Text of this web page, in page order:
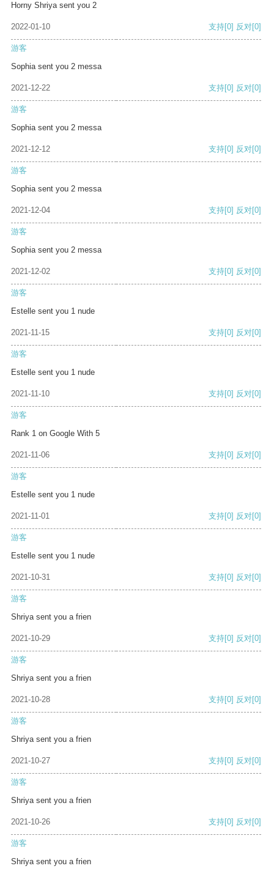
Horny Shriya sent you 2
2022-01-10 支持[0] 反对[0]
游客
Sophia sent you 2 messa
2021-12-22 支持[0] 反对[0]
游客
Sophia sent you 2 messa
2021-12-12 支持[0] 反对[0]
游客
Sophia sent you 2 messa
2021-12-04 支持[0] 反对[0]
游客
Sophia sent you 2 messa
2021-12-02 支持[0] 反对[0]
游客
Estelle sent you 1 nude
2021-11-15 支持[0] 反对[0]
游客
Estelle sent you 1 nude
2021-11-10 支持[0] 反对[0]
游客
Rank 1 on Google With 5
2021-11-06 支持[0] 反对[0]
游客
Estelle sent you 1 nude
2021-11-01 支持[0] 反对[0]
游客
Estelle sent you 1 nude
2021-10-31 支持[0] 反对[0]
游客
Shriya sent you a frien
2021-10-29 支持[0] 反对[0]
游客
Shriya sent you a frien
2021-10-28 支持[0] 反对[0]
游客
Shriya sent you a frien
2021-10-27 支持[0] 反对[0]
游客
Shriya sent you a frien
2021-10-26 支持[0] 反对[0]
游客
Shriya sent you a frien